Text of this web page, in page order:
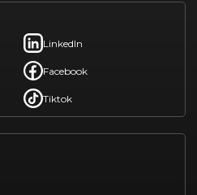
LinkedIn
Facebook
Tiktok